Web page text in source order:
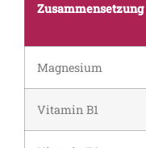
Zusammensetzung
Magnesium
Vitamin B1